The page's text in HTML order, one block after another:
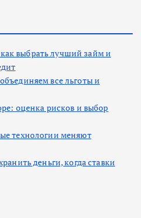
выбрать лучший займ и
все льготы и
оценка рисков и выбор
технологии меняют
деньги, когда ставки